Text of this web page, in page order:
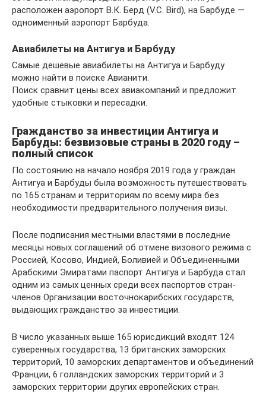
расположен аэропорт В.К. Берд (V.C. Bird), на Барбуде —
одноименный аэропорт Барбуда.
Авиабилеты на Антигуа и Барбуду
Самые дешевые авиабилеты на Антигуа и Барбуду
можно найти в поиске Авианити.
Поиск сравнит цены всех авиакомпаний и предложит
удобные стыковки и пересадки.
Гражданство за инвестиции Антигуа и
Барбуды: безвизовые страны в 2020 году –
полный список
По состоянию на начало ноября 2019 года у граждан
Антигуа и Барбуды была возможность путешествовать
по 165 странам и территориям по всему мира без
необходимости предварительного получения визы.
После подписания местными властями в последние
месяцы новых соглашений об отмене визового режима с
Россией, Косово, Индией, Боливией и Объединенными
Арабскими Эмиратами паспорт Антигуа и Барбуда стал
одним из самых ценных среди всех паспортов стран-
членов Организации восточнокарибских государств,
выдающих гражданство за инвестиции.
В число указанных выше 165 юрисдикций входят 124
суверенных государства, 13 британских заморских
территорий, 10 заморских департаментов и объединений
Франции, 6 голландских заморских территорий и 3
заморских территории других европейских стран.